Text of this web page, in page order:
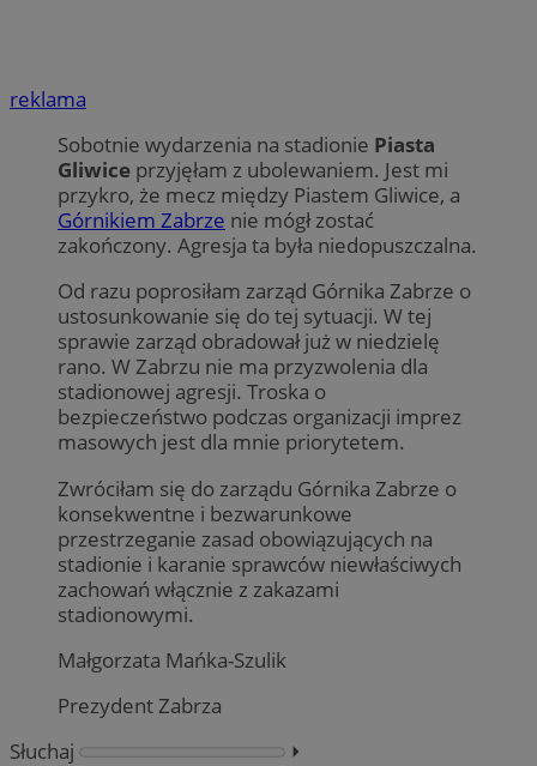
reklama
Sobotnie wydarzenia na stadionie Piasta
Gliwice przyjęłam z ubolewaniem. Jest mi
przykro, że mecz między Piastem Gliwice, a
Górnikiem Zabrze nie mógł zostać
zakończony. Agresja ta była niedopuszczalna.
Od razu poprosiłam zarząd Górnika Zabrze o
ustosunkowanie się do tej sytuacji. W tej
sprawie zarząd obradował już w niedzielę
rano. W Zabrzu nie ma przyzwolenia dla
stadionowej agresji. Troska o
bezpieczeństwo podczas organizacji imprez
masowych jest dla mnie priorytetem.
Zwróciłam się do zarządu Górnika Zabrze o
konsekwentne i bezwarunkowe
przestrzeganie zasad obowiązujących na
stadionie i karanie sprawców niewłaściwych
zachowań włącznie z zakazami
stadionowymi.
Małgorzata Mańka-Szulik
Prezydent Zabrza
Słuchaj
⏵︎